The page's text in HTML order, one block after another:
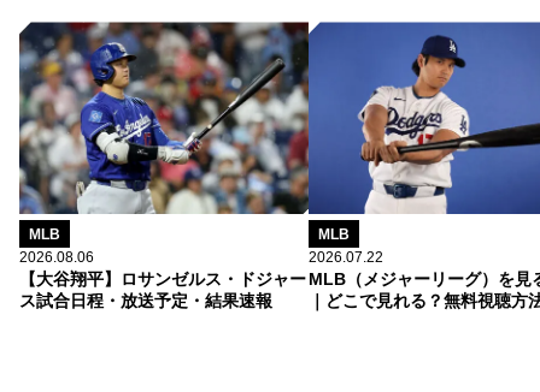
MLB
2026.08.06
【大谷翔平】ロサンゼルス・ドジャー
ス試合日程・放送予定・結果速報
MLB
2026.07.22
MLB（メジャーリーグ）を見
｜どこで見れる？無料視聴方